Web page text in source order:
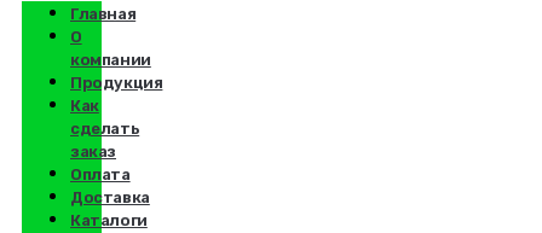
Главная
О
компании
Продукция
Как
сделать
заказ
Оплата
Доставка
Каталоги